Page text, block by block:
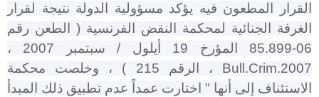
القرار المطعون فيه يؤكد مسؤولية الدولة نتيجة لقرار
الغرفة الجنائية لمحكمة النقض الفرنسية ( الطعن رقم
06-85.899 المؤرخ 19 أيلول / سبتمبر 2007 ،
Bull.Crim.2007
، الرقم 215 ) ، وخلصت محكمة
الاستئناف إلى أنها " اختارت عمداً عدم تطبيق ذلك المبدأ